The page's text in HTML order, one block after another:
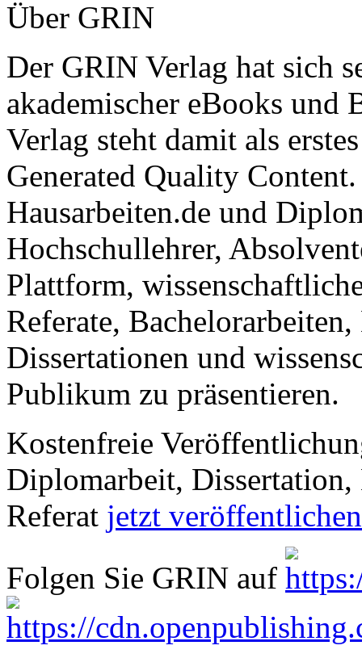
Über GRIN
Der GRIN Verlag hat sich
akademischer eBooks und
Verlag steht damit als
Generated Quality
Hausarbeiten.de und
Hochschullehrer,
Plattform,
Referate,
Dissertationen und
Publikum zu präsentieren.
Kostenfreie
Diplomarbeit,
Referat jetzt
Folgen Sie GRIN auf